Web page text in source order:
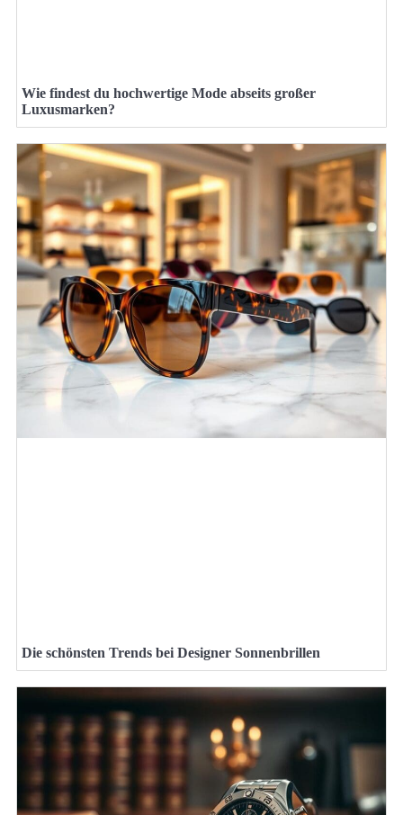
Wie findest du hochwertige Mode abseits großer
Luxusmarken?
Die schönsten Trends bei Designer Sonnenbrillen